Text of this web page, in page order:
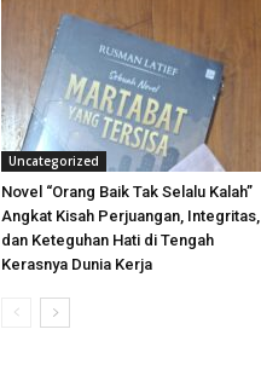
Uncategorized
Novel “Orang Baik Tak Selalu Kalah”
Angkat Kisah Perjuangan, Integritas,
dan Keteguhan Hati di Tengah
Kerasnya Dunia Kerja